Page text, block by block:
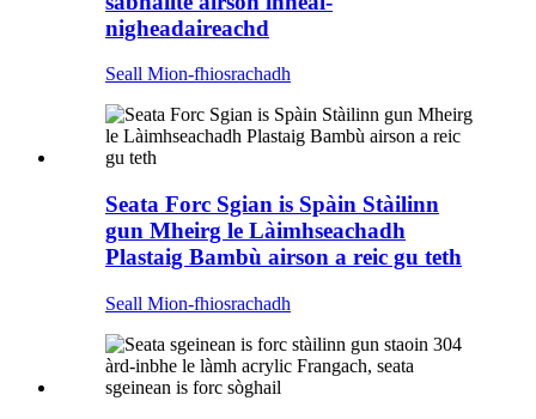
nigheadaireachd
Seall Mion-fhiosrachadh
Seata Forc Sgian is Spàin Stàilinn
gun Mheirg le Làimhseachadh
Plastaig Bambù airson a reic gu teth
Seall Mion-fhiosrachadh